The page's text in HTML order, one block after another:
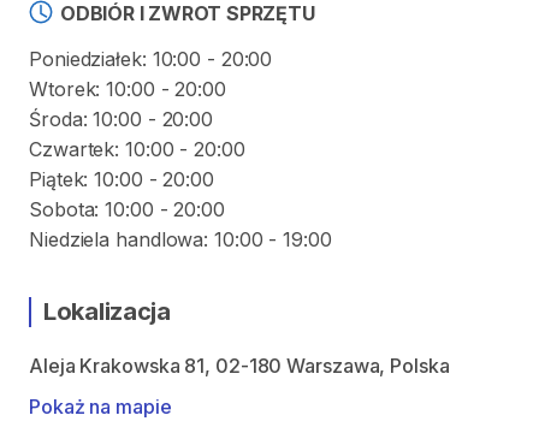
ODBIÓR I ZWROT SPRZĘTU
Poniedziałek: 10:00 - 20:00
Wtorek: 10:00 - 20:00
Środa: 10:00 - 20:00
Czwartek: 10:00 - 20:00
Piątek: 10:00 - 20:00
Sobota: 10:00 - 20:00
Niedziela handlowa: 10:00 - 19:00
Lokalizacja
Aleja Krakowska 81, 02-180 Warszawa, Polska
Pokaż na mapie